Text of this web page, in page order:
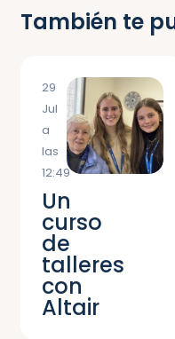
También te
29
Jul
a
las
12:49
Un
curso
de
talleres
con
Altair